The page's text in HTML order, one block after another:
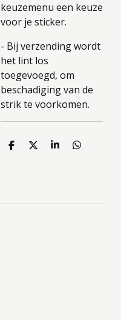
keuzemenu een keuze
voor je sticker.
- Bij verzending wordt
het lint los
toegevoegd, om
beschadiging van de
strik te voorkomen.
D
D
S
D